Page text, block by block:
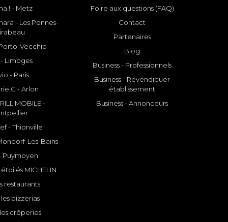
! - Metz
- Les Pennes-
Vecchio
- Limoges
- Paris
G - Arlon
MOBILE -
- Thionville
Les-Bains
Puymoyen
MICHELIN
restaurants
pizzerias
crêperies
Foire aux questions (FAQ)
Contact
Partenaires
Blog
Business - Professionnels
Business - Revendiquer
établissement
Business - Annonceurs